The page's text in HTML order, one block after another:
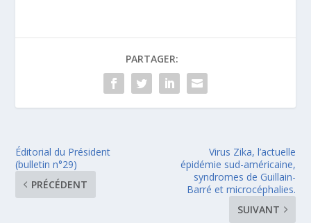
PARTAGER:
Éditorial du Président
(bulletin n°29)
PRÉCÉDENT
Virus Zika, l’actuelle
épidémie sud-américaine,
syndromes de Guillain-
Barré et microcéphalies.
SUIVANT